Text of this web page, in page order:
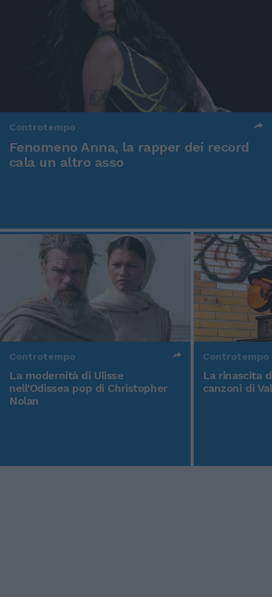
Controtempo
Fenomeno Anna, la rapper dei record
cala un altro asso
Controtempo
La modernità di Ulisse
nell'Odissea pop di Christopher
Nolan
Controtempo
La rinascita
canzoni di